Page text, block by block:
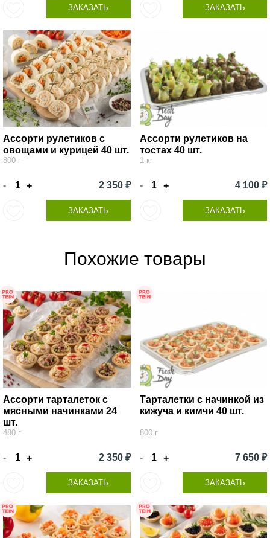
ЗАКАЗАТЬ ЗАКАЗАТЬ
Ассорти рулетиков с
овощами и курицей 40 шт.
800 г
- + 2 350 ₽
ЗАКАЗАТЬ
Ассорти рулетиков на
тостах 40 шт.
1 кг
- + 4 100 ₽
ЗАКАЗАТЬ
Похожие товары
Ассорти тарталеток с
мясными начинками 24
шт.
480 г
- + 2 350 ₽
ЗАКАЗАТЬ
Тарталетки с начинкой из
кижуча и кимчи 40 шт.
800 г
- + 7 650 ₽
ЗАКАЗАТЬ